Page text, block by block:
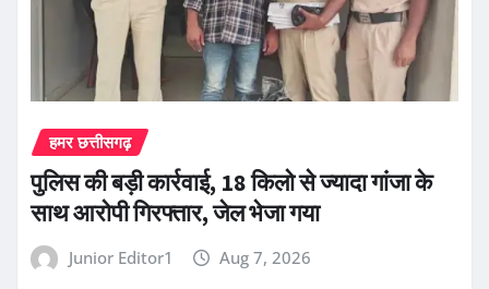
हमर छत्तीसगढ़
पुलिस की बड़ी कार्रवाई, 18 किलो से ज्यादा गांजा के
साथ आरोपी गिरफ्तार, जेल भेजा गया
Junior Editor1 Aug 7, 2026